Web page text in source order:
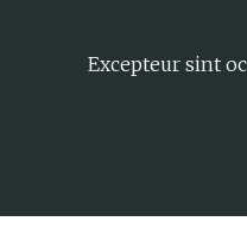
Excepteur sint